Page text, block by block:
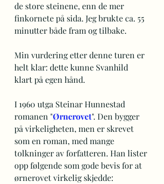
de store steinene, enn de mer
finkornete på sida. Jeg brukte ca. 55
minutter både fram og tilbake.
Min vurdering etter denne turen er
helt klar: dette kunne Svanhild
klart på egen hånd.
I 1960 utga Steinar Hunnestad
romanen "Ørnerovet". Den bygger
på virkeligheten, men er skrevet
som en roman, med mange
tolkninger av forfatteren. Han lister
opp følgende som gode bevis for at
ørnerovet virkelig skjedde: